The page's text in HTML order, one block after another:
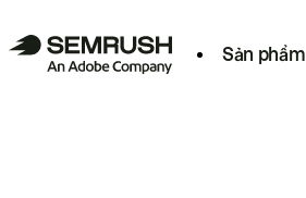
Sản phẩm